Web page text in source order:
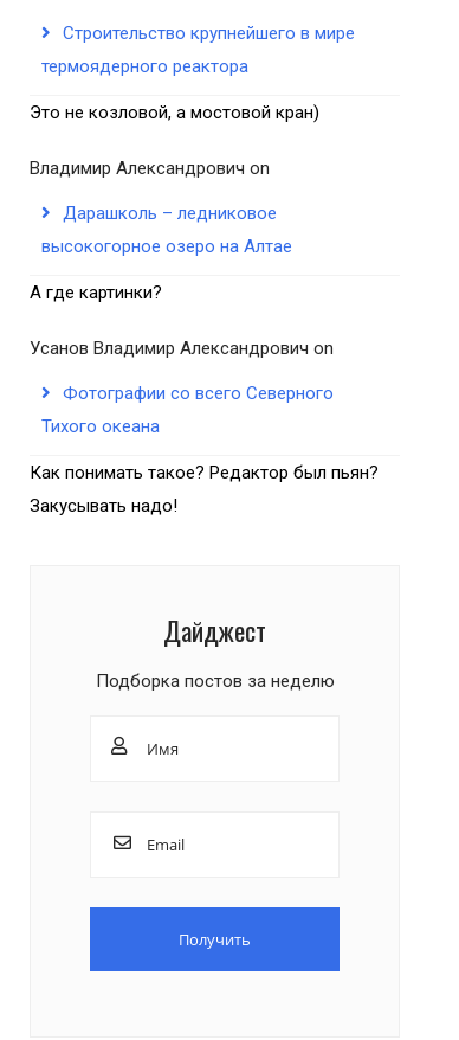
Строительство крупнейшего в мире
термоядерного реактора
Это не козловой, а мостовой кран)
Владимир Александрович on
Дарашколь – ледниковое
высокогорное озеро на Алтае
А где картинки?
Усанов Владимир Александрович on
Фотографии со всего Северного
Тихого океана
Как понимать такое? Редактор был пьян?
Закусывать надо!
Дайджест
Подборка постов за неделю